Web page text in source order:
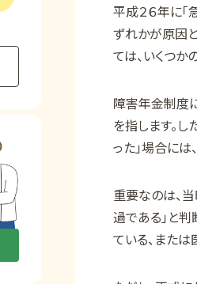
平成２６年に
ずれかが原因
ては、いくつか
障害年金制度
を指します。
った」場合には、
重要なのは、
過である」と
ている、また